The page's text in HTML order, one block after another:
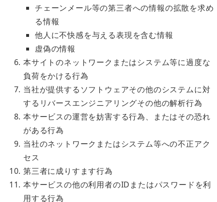
チェーンメール等の第三者への情報の拡散を求め
る情報
他人に不快感を与える表現を含む情報
虚偽の情報
本サイトのネットワークまたはシステム等に過度な
負荷をかける行為
当社が提供するソフトウェアその他のシステムに対
するリバースエンジニアリングその他の解析行為
本サービスの運営を妨害する行為、またはその恐れ
がある行為
当社のネットワークまたはシステム等への不正アク
セス
第三者に成りすます行為
本サービスの他の利用者のIDまたはパスワードを利
用する行為